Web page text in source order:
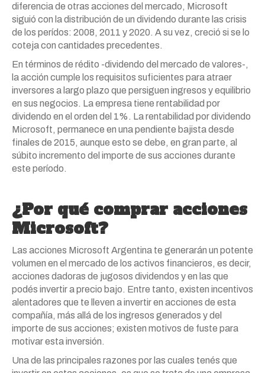
diferencia de otras acciones del mercado, Microsoft
siguió con la distribución de un dividendo durante las crisis
de los perídos: 2008, 2011 y 2020. A su vez, creció si se lo
coteja con cantidades precedentes.
En términos de rédito -dividendo del mercado de valores-,
la acción cumple los requisitos suficientes para atraer
inversores a largo plazo que persiguen ingresos y equilibrio
en sus negocios. La empresa tiene rentabilidad por
dividendo en el orden del 1%. La rentabilidad por dividendo
Microsoft, permanece en una pendiente bajista desde
finales de 2015, aunque esto se debe, en gran parte, al
súbito incremento del importe de sus acciones durante
este período.
¿Por qué comprar acciones
Microsoft?
Las acciones Microsoft Argentina te generarán un potente
volumen en el mercado de los activos financieros, es decir,
acciones dadoras de jugosos dividendos y en las que
podés invertir a precio bajo. Entre tanto, existen incentivos
alentadores que te lleven a invertir en acciones de esta
compañía, más allá de los ingresos generados y del
importe de sus acciones; existen motivos de fuste para
motivar esta inversión.
Una de las principales razones por las cuales tenés que